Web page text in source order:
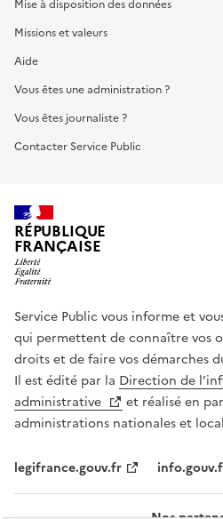
Mise à disposition des données
Missions et valeurs
Aide
Vous êtes une administration ?
Vous êtes journaliste ?
Contacter Service Public
RÉPUBLIQUE
FRANÇAISE
Service Public vous informe et
qui permettent de connaître vos
droits et de faire vos démarches
Il est édité par la Direction de
administrative
et réalisé en
administrations nationales et
legifrance.gouv.fr